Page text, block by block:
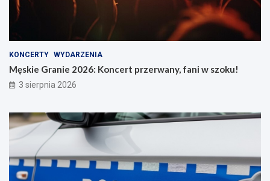
KONCERTY WYDARZENIA
Męskie Granie 2026: Koncert przerwany, fani w szoku!
3 sierpnia 2026